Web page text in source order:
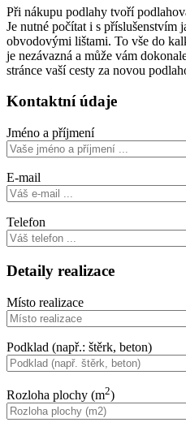
Při nákupu podlahy tvoří
Je nutné počítat i s příslušenstvím
obvodovými lištami. To vše do
je nezávazná a může vám
stránce vaší cesty za novou
Kontaktní údaje
Jméno a příjmení
E-mail
Telefon
Detaily realizace
Místo realizace
Podklad (např.: štěrk, beton)
Rozloha plochy (m2)